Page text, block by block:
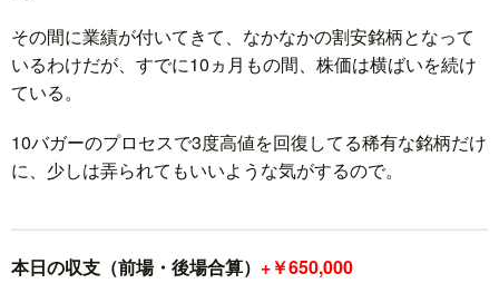
その間に業績が付いてきて、なかなかの割安銘柄となって
いるわけだが、すでに10ヵ月もの間、株価は横ばいを続け
ている。
10バガーのプロセスで3度高値を回復してる稀有な銘柄だけ
に、少しは弄られてもいいような気がするので。
本日の収支（前場・後場合算） +￥650,000